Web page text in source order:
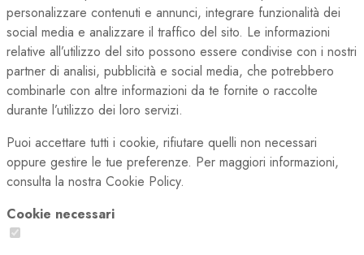
personalizzare contenuti e annunci, integrare funzionalità dei
social media e analizzare il traffico del sito. Le informazioni
relative all’utilizzo del sito possono essere condivise con i nostri
partner di analisi, pubblicità e social media, che potrebbero
combinarle con altre informazioni da te fornite o raccolte
durante l’utilizzo dei loro servizi.
Puoi accettare tutti i cookie, rifiutare quelli non necessari
oppure gestire le tue preferenze. Per maggiori informazioni,
consulta la nostra Cookie Policy.
Cookie necessari